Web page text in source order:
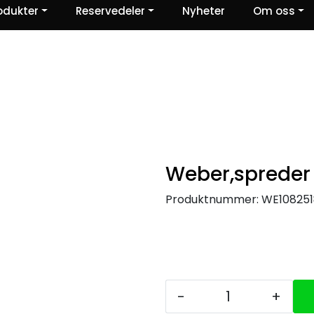
Ris og ros Reservedeler Nyheter Om oss
Weber,spreder
Produktnummer:
- +